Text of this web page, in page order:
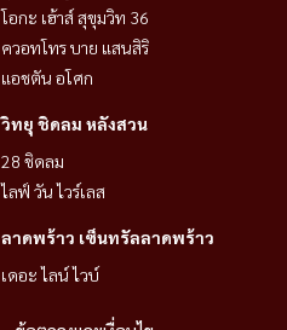
โอกะ เฮ้าส์ สุขุมวิท 36
ควอทโทร บาย แสนสิริ
แอชตัน อโศก
วิทยุ ชิดลม หลังสวน
28 ชิดลม
ไลฟ์ วัน ไวร์เลส
ลาดพร้าว เซ็นทรัลลาดพร้าว
เดอะ ไลน์ ไวบ์